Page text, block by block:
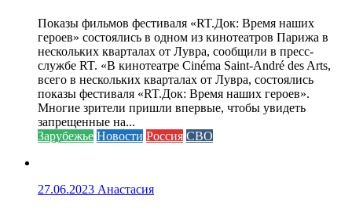
Показы фильмов фестиваля «RT.Док: Время наших
героев» состоялись в одном из кинотеатров Парижа в
нескольких кварталах от Лувра, сообщили в пресс-
службе RT. «В кинотеатре Cinéma Saint-André des Arts,
всего в нескольких кварталах от Лувра, состоялись
показы фестиваля «RT.Док: Время наших героев».
Многие зрители пришли впервые, чтобы увидеть
запрещенные на...
Зарубежье Новости Россия СВО
27.06.2023 Анастасия